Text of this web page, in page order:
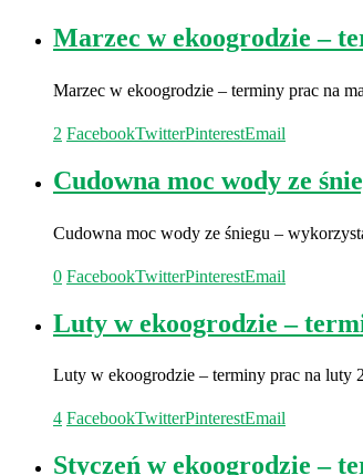
Marzec w ekoogrodzie –
Marzec w ekoogrodzie – terminy prac na
2 FacebookTwitterPinterestEmail
Cudowna moc wody ze
Cudowna moc wody ze śniegu –
0 FacebookTwitterPinterestEmail
Luty w ekoogrodzie –
Luty w ekoogrodzie – terminy prac na
4 FacebookTwitterPinterestEmail
Styczeń w ekoogrodzie –